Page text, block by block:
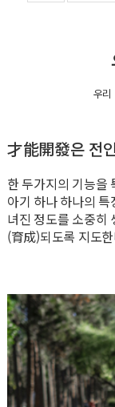
우
才能開發은 전
한 두가지의 기능을
아기 하나 하나의
녀진 정도를 소중히
(育成)되도록 지도